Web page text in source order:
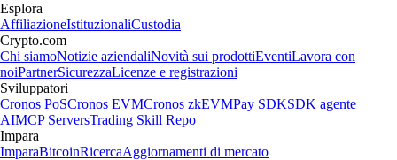
Esplora
AffiliazioneIstituzionaliCustodia
Crypto.com
Chi siamoNotizie aziendaliNovità sui prodottiEventiLavora con
noiPartnerSicurezzaLicenze e registrazioni
Sviluppatori
Cronos PoSCronos EVMCronos zkEVMPay SDKSDK agente
AIMCP ServersTrading Skill Repo
Impara
ImparaBitcoinRicercaAggiornamenti di mercato